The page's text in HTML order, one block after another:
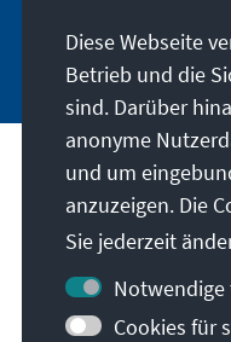
Unser Auftrag
Kontakt
Weitere Angebote
Diese Webseite
Betrieb und die
sind. Darüber
anonyme
und um
anzuzeigen. Die
Sie jederzeit
Notwendige
Cookies für